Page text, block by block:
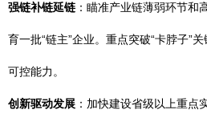
强链补链延链 ：瞄准产业链薄弱环节和
育一批“链主”企业。重点突破“卡脖子”
可控能力。
创新驱动发展 ：加快建设省级以上重点